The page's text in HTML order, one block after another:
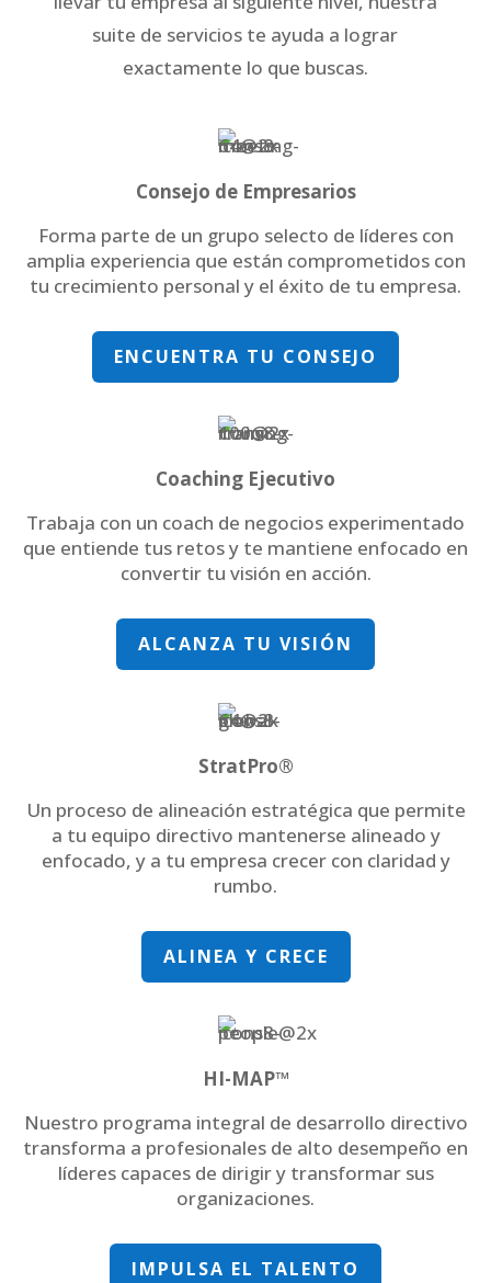
suite de servicios te ayuda a lograr
exactamente lo que buscas.
Consejo de Empresarios
Forma parte de un grupo selecto de líderes con
amplia experiencia que están comprometidos con
tu crecimiento personal y el éxito de tu empresa.
ENCUENTRA TU CONSEJO
Coaching Ejecutivo
Trabaja con un coach de negocios experimentado
que entiende tus retos y te mantiene enfocado en
convertir tu visión en acción.
ALCANZA TU VISIÓN
StratPro®
Un proceso de alineación estratégica que permite
a tu equipo directivo mantenerse alineado y
enfocado, y a tu empresa crecer con claridad y
rumbo.
ALINEA Y CRECE
HI-MAP™
Nuestro programa integral de desarrollo directivo
transforma a profesionales de alto desempeño en
líderes capaces de dirigir y transformar sus
organizaciones.
IMPULSA EL TALENTO